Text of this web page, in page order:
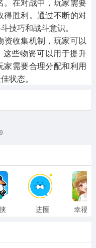
得胜利。通过不断的对
技巧和战斗意识。
收集机制，玩家可以
些物资可以用于提升
需要合理分配和利用
状态。
进圈